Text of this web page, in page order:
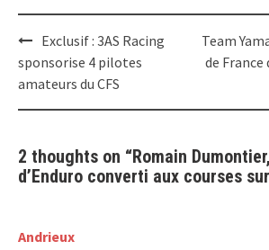
Post
navigation
Exclusif : 3AS Racing
sponsorise 4 pilotes
amateurs du CFS
Team
de France
2 thoughts on “Romain
d’Enduro converti aux courses
Andrieux